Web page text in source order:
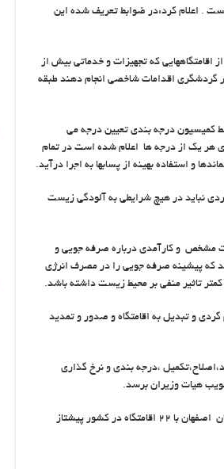
. اعلام کرد:در ضوابط تعریف شده این
که تجهیزات و خدماتی بیش از
گردشگری اقدامات شاخصی انجام دهند طبقه
کمیسیون درجه بندی تعیین درجه می
هر یک از درجه ها اعلام شده است در تمام
و استفاده بهینه از پسابها به اجرا درآید.
نباید در هیچ شرایطی به آلودگی زیست
مشخص و کارآمدی درباره صرفه جویی و
که پیشینه صرفه جویی را در مصرف انرژی
تاثیر منفی بر محیط زیست داشته باشد.
و تبدیل به اقامتگاه و صدور و تمدید
،درجه بندی و نرخ گذاری
هیات وزیران برسد.
وی اعلام کرد : تا کنون ۳۳ اقامتگاه بوم گردی در کشور شکل گرفته که استان اصفهان با ۲۲ اقامتگاه در کشور پیشتاز